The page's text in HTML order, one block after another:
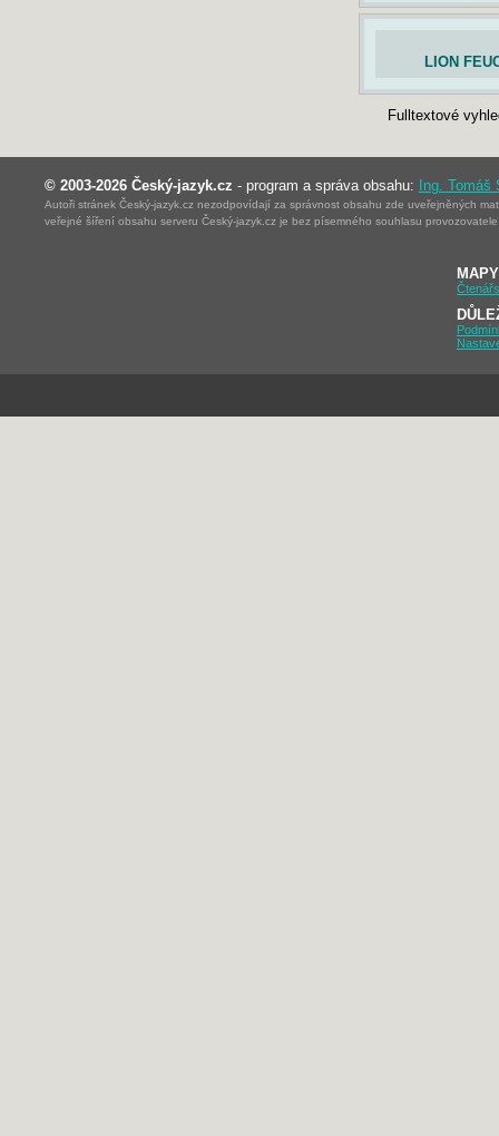
LION
© 2003-2026 Český-jazyk.cz- program a správa obsahu:Ing. Tomáš
Autoři stránek Český-jazyk.cz nezodpovídají za správnost obsahu zde uveřejněných